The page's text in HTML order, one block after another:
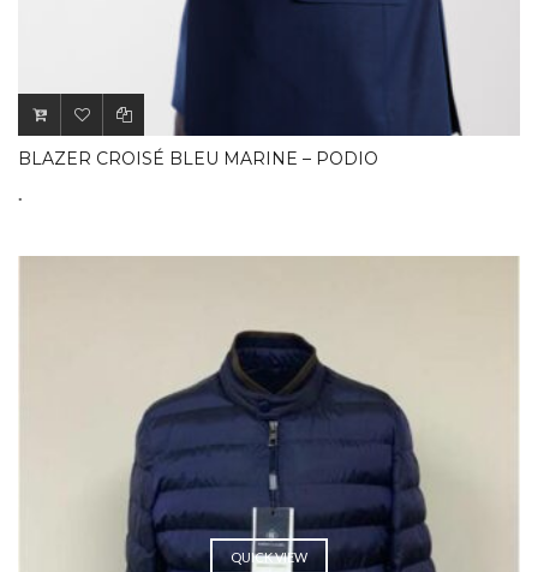
BLAZER CROISÉ BLEU MARINE – PODIO
.
QUICK VIEW